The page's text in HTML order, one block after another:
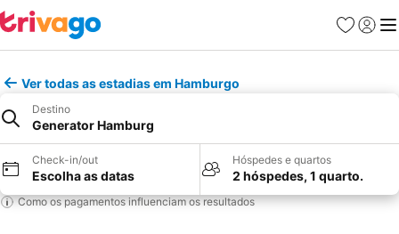
Favoritos
Iniciar
Ver todas as estadias em Hamburgo
Destino
Generator Hamburg
Check-in/out
Escolha as datas
Hóspedes e quartos
2 hóspedes, 1 quarto.
Como os pagamentos influenciam os resultados